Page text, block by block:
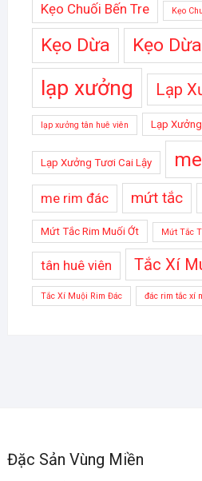
Kẹo Chuối Bến Tre Kẹo
Kẹo Dừa Kẹo
lạp xưởng Lạp
lạp xưởng tân huê viên Lạp
Lạp Xưởng Tươi Cai Lậy
me rim đác mứt tắc
Mứt Tắc Rim Muối Ớt Mứt Tắc
tân huê viên Tắc Xí
Tắc Xí Muội Rim Đác đác rim tắc xí
Đặc Sản Vùng Miền